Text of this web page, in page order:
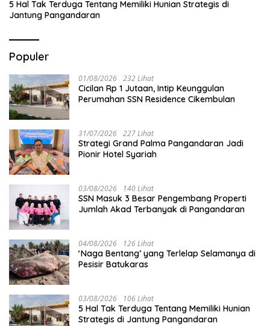
5 Hal Tak Terduga Tentang Memiliki Hunian Strategis di
Jantung Pangandaran
Populer
01/08/2026 232 Lihat
Cicilan Rp 1 Jutaan, Intip Keunggulan
Perumahan SSN Residence Cikembulan
31/07/2026 227 Lihat
Strategi Grand Palma Pangandaran Jadi
Pionir Hotel Syariah
03/08/2026 140 Lihat
SSN Masuk 3 Besar Pengembang Properti
Jumlah Akad Terbanyak di Pangandaran
04/08/2026 126 Lihat
‘Naga Bentang’ yang Terlelap Selamanya di
Pesisir Batukaras
03/08/2026 106 Lihat
5 Hal Tak Terduga Tentang Memiliki Hunian
Strategis di Jantung Pangandaran